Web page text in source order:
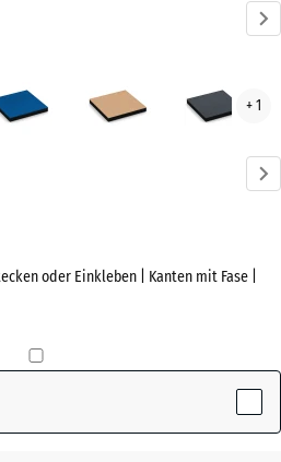
Himmelblau Sandbeige
+ 1
oder Einkleben | Kanten mit Fase |